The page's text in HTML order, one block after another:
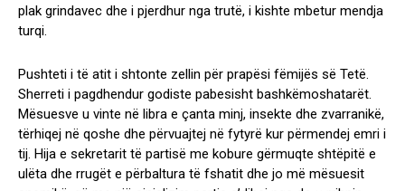
plak grindavec dhe i pjerdhur nga trutë, i kishte mbetur mendja
turqi.
Pushteti i të atit i shtonte zellin për prapësi fëmijës së Tetë.
Sherreti i pagdhendur godiste pabesisht bashkëmoshatarët.
Mësuesve u vinte në libra e çanta minj, insekte dhe zvarranikë,
tërhiqej në qoshe dhe përvuajtej në fytyrë kur përmendej emri i
tij. Hija e sekretarit të partisë me kobure gërmuqte shtëpitë e
ulëta dhe rrugët e përbaltura të fshatit dhe jo më mësuesit